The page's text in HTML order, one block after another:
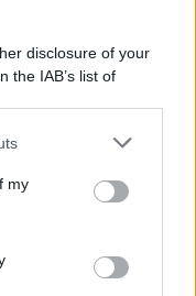
disclosure of your
the IAB’s list of
by us to third parties
my